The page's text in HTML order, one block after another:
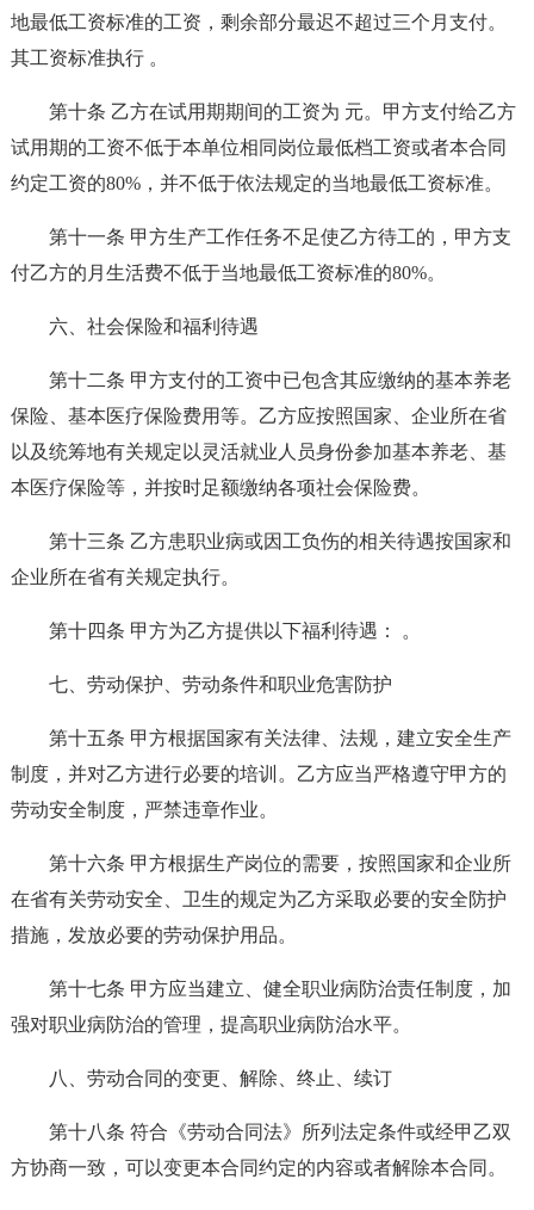
地最低工资标准的工资，剩余部分最迟不超过三个月支付。
其工资标准执行 。
第十条 乙方在试用期期间的工资为 元。甲方支付给乙方
试用期的工资不低于本单位相同岗位最低档工资或者本合同
约定工资的80%，并不低于依法规定的当地最低工资标准。
第十一条 甲方生产工作任务不足使乙方待工的，甲方支
付乙方的月生活费不低于当地最低工资标准的80%。
六、社会保险和福利待遇
第十二条 甲方支付的工资中已包含其应缴纳的基本养老
保险、基本医疗保险费用等。乙方应按照国家、企业所在省
以及统筹地有关规定以灵活就业人员身份参加基本养老、基
本医疗保险等，并按时足额缴纳各项社会保险费。
第十三条 乙方患职业病或因工负伤的相关待遇按国家和
企业所在省有关规定执行。
第十四条 甲方为乙方提供以下福利待遇： 。
七、劳动保护、劳动条件和职业危害防护
第十五条 甲方根据国家有关法律、法规，建立安全生产
制度，并对乙方进行必要的培训。乙方应当严格遵守甲方的
劳动安全制度，严禁违章作业。
第十六条 甲方根据生产岗位的需要，按照国家和企业所
在省有关劳动安全、卫生的规定为乙方采取必要的安全防护
措施，发放必要的劳动保护用品。
第十七条 甲方应当建立、健全职业病防治责任制度，加
强对职业病防治的管理，提高职业病防治水平。
八、劳动合同的变更、解除、终止、续订
第十八条 符合《劳动合同法》所列法定条件或经甲乙双
方协商一致，可以变更本合同约定的内容或者解除本合同。